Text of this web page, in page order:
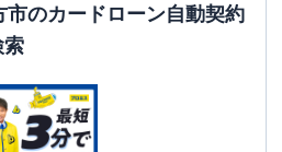
市のカードローン自動契約
索